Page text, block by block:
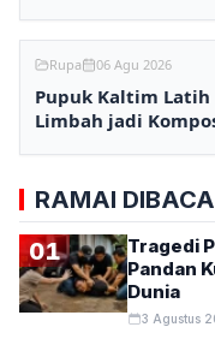
Rupa 06 Agu 2026
Pupuk Kaltim
Limbah jadi
RAMAI DIBACA
01
Tragedi
Pandan
Dunia
3 Agustus